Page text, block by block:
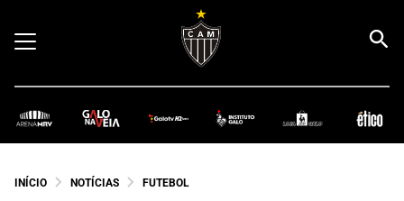
INÍCIO NOTÍCIAS FUTEBOL